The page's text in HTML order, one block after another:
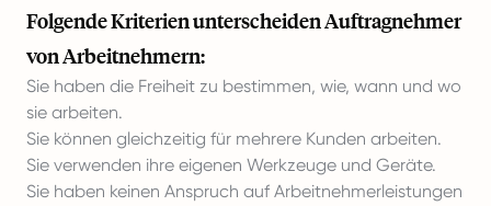
Folgende Kriterien unterscheiden Auftragnehmer
von Arbeitnehmern:
Sie haben die Freiheit zu bestimmen, wie, wann und wo
sie arbeiten.
Sie können gleichzeitig für mehrere Kunden arbeiten.
Sie verwenden ihre eigenen Werkzeuge und Geräte.
Sie haben keinen Anspruch auf Arbeitnehmerleistungen